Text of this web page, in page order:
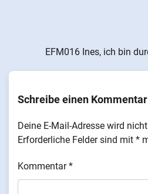
EFM016 Ines, ich bin
Schreibe einen Kommentar
Deine E-Mail-Adresse wird
Erforderliche Felder sind mit *
Kommentar*